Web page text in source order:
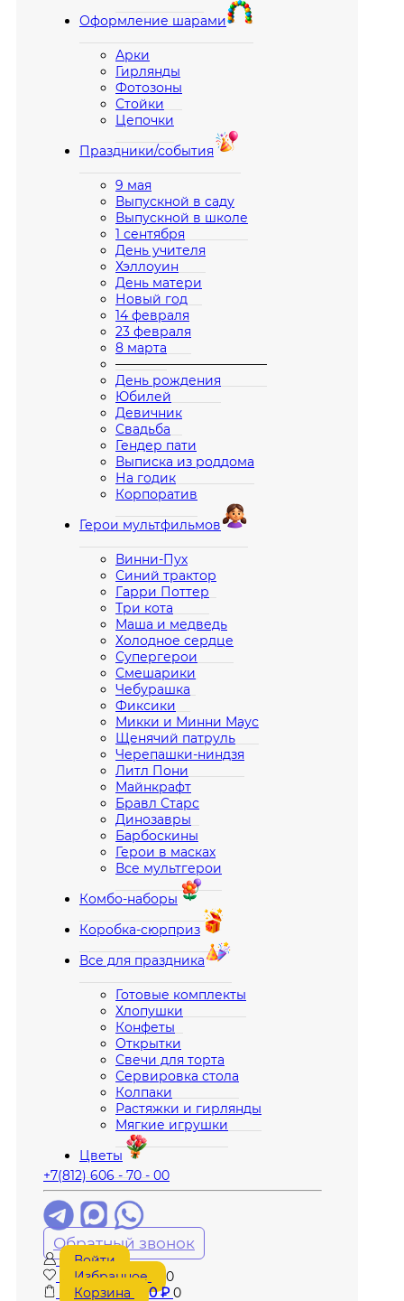
Оформление шарами
Арки
Гирлянды
Фотозоны
Стойки
Цепочки
Праздники/события
9 мая
Выпускной в саду
Выпускной в школе
1 сентября
День учителя
Хэллоуин
День матери
Новый год
14 февраля
23 февраля
8 марта
————————————
День рождения
Юбилей
Девичник
Свадьба
Гендер пати
Выписка из роддома
На годик
Корпоратив
Герои мультфильмов
Винни-Пух
Синий трактор
Гарри Поттер
Три кота
Маша и медведь
Холодное сердце
Супергерои
Смешарики
Чебурашка
Фиксики
Микки и Минни Маус
Щенячий патруль
Черепашки-ниндзя
Литл Пони
Майнкрафт
Бравл Старс
Динозавры
Барбоскины
Герои в масках
Все мультгерои
Комбо-наборы
Коробка-сюрприз
Все для праздника
Готовые комплекты
Хлопушки
Конфеты
Открытки
Свечи для торта
Сервировка стола
Колпаки
Растяжки и гирлянды
Мягкие игрушки
Цветы
+7(812) 606 - 70 - 00
Обратный звонок
Войти
Избранное
0
Корзина
0₽ 0